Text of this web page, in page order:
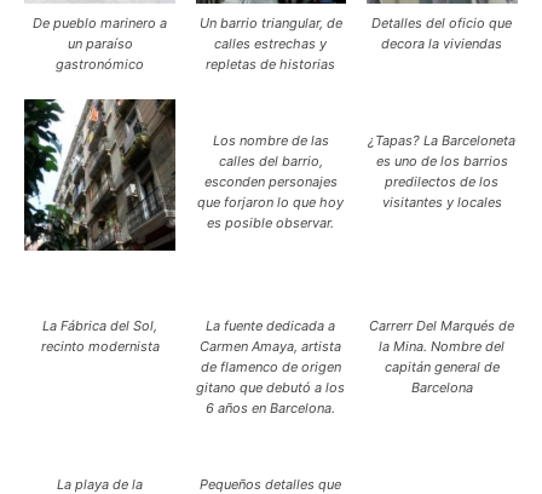
De pueblo marinero a
un paraíso
gastronómico
Un barrio triangular, de
calles estrechas y
repletas de historias
Detalles del oficio que
decora la viviendas
Los nombre de las
calles del barrio,
esconden personajes
que forjaron lo que hoy
es posible observar.
¿Tapas? La Barceloneta
es uno de los barrios
predilectos de los
visitantes y locales
La Fábrica del Sol,
recinto modernista
La fuente dedicada a
Carmen Amaya, artista
de flamenco de origen
gitano que debutó a los
6 años en Barcelona.
Carrerr Del Marqués de
la Mina. Nombre del
capitán general de
Barcelona
La playa de la
Pequeños detalles que